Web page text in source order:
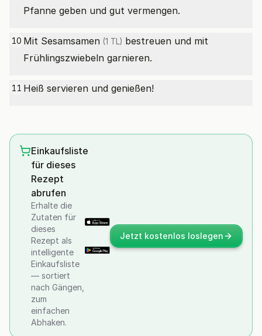
Pfanne geben und gut vermengen.
10 Mit Sesamsamen (1 TL) bestreuen und mit
Frühlingszwiebeln garnieren.
11 Heiß servieren und genießen!
Einkaufsliste
für dieses
Rezept
abrufen
Erhalte die
Zutaten für
dieses
Rezept als
intelligente
Einkaufsliste
— sortiert
nach Gängen,
zum
einfachen
Abhaken.
Jetzt kostenlos loslegen